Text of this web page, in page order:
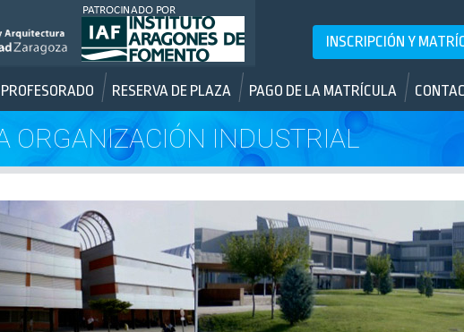
INSCRIPCIÓN Y
PROFESORADO RESERVA DE PLAZA PAGO DE LA MATRÍCULA
ORGANIZACIÓN INDUSTRIAL